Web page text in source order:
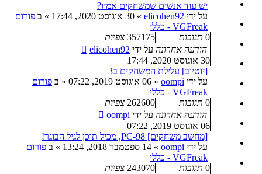
יש עוד אנשים שמשחקים אמיו?
על ידי elicohen92
» 30 אוגוסט 2020, 17:44 » ב פורום
VGFreak - כללי
0 תגובות 357175 צפיות
הודעה אחרונה על ידי elicohen92
30 אוגוסט 2020, 17:44
[יוטיוב] עלילת המשחקים ב3
על ידי oompi
» 06 אוגוסט 2019, 07:22 » ב פורום
VGFreak - כללי
0 תגובות 262600 צפיות
הודעה אחרונה על ידי oompi
06 אוגוסט 2019, 07:22
[מחשב משחקים] PC-98, מכיל תוכן לגיל הבוגר!
על ידי oompi
» 14 ספטמבר 2018, 13:24 » ב פורום
VGFreak - כללי
0 תגובות 243070 צפיות